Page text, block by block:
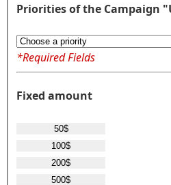
Priorities of the Campaign
*Required Fields
Fixed amount